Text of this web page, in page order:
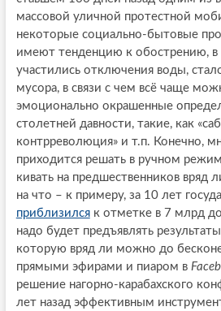
массовой уличной протестной
некоторые социально-бытовые
имеют тенденцию к обострению, в
участились отключения воды,
мусора, в связи с чем всё чаще
эмоционально окрашенные
столетней давности, такие, как
контрреволюция» и т.п. Конечно,
приходится решать в ручном
кивать на предшественников вряд
на что – к примеру, за 10 лет
приблизилсяк отметке в 7 млрд
надо будет предъявлять
которую вряд ли можно до
прямыми эфирами и пиаром в
решение нагорно-карабахского
лет назад эффективным